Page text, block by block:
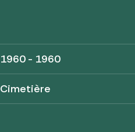
1960 - 1960
Cimetière